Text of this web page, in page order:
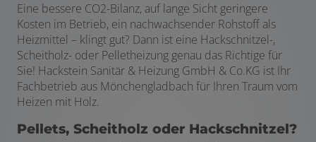
Eine bessere CO2-Bilanz, auf lange Sicht geringere
Kosten im Betrieb, ein nachwachsender Rohstoff als
Heizmittel – klingt gut? Dann ist eine Hackschnitzel-,
Scheitholz- oder Pelletheizung genau das Richtige für
Sie! Hackstein Sanitär & Heizung GmbH & Co.KG ist Ihr
Fachbetrieb aus Mönchengladbach für Ihren Traum vom
Heizen mit Holz.
Pellets, Scheitholz oder Hackschnitzel?